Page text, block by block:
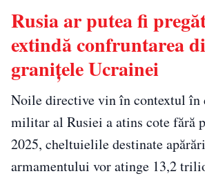
Rusia ar putea fi
extindă confruntarea
granițele Ucrainei
Noile directive vin în contextul în
militar al Rusiei a atins cote fără
2025, cheltuielile destinate
armamentului vor atinge 13,2